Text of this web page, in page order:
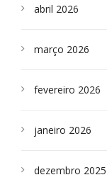
abril 2026
março 2026
fevereiro 2026
janeiro 2026
dezembro 2025